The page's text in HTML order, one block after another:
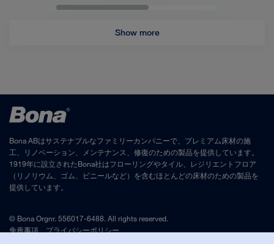
Show more
Bona ABはサステナブルなファミリーカンパニーで、プレミアム床材の施
工、リノベーション、メンテナンス、修復のための製品を提供しています。
1919年に設立されたBona社はフローリングやタイル、レジリエントフロア
（リノリウム、ゴム、ビニールなど）を含むほとんどの床材のための製品を
提供しています。
© Bona Orgnr. 556017-6488. All rights reserved.
免責事項
プライバシーポリシー